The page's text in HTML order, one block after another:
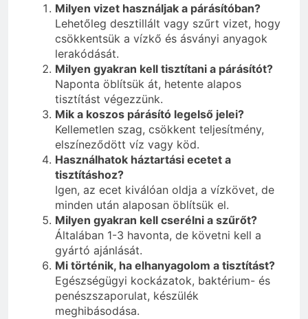
Milyen vizet használjak a párásítóban?
Lehetőleg desztillált vagy szűrt vizet, hogy
csökkentsük a vízkő és ásványi anyagok
lerakódását.
Milyen gyakran kell tisztítani a párásítót?
Naponta öblítsük át, hetente alapos
tisztítást végezzünk.
Mik a koszos párásító legelső jelei?
Kellemetlen szag, csökkent teljesítmény,
elszíneződött víz vagy köd.
Használhatok háztartási ecetet a
tisztításhoz?
Igen, az ecet kiválóan oldja a vízkövet, de
minden után alaposan öblítsük el.
Milyen gyakran kell cserélni a szűrőt?
Általában 1-3 havonta, de követni kell a
gyártó ajánlását.
Mi történik, ha elhanyagolom a tisztítást?
Egészségügyi kockázatok, baktérium- és
penészszaporulat, készülék
meghibásodása.